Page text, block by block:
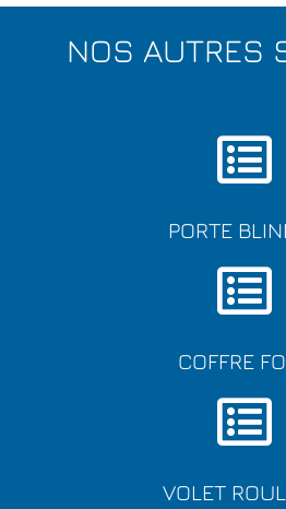
NOS AUTRES
PORTE
COFFRE
VOLET